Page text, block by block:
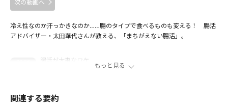
次の動画へ
冷え性なのか汗っかきなのか……腸のタイプで食べるものも変える！ 腸活
アドバイザー・太田華代さんが教える、「まちがえない腸活」。
腸活が大事なワケ
13:48 ヨーグルト、玄米、発酵食品、実は逆効果？
もっと見る
関連する要約